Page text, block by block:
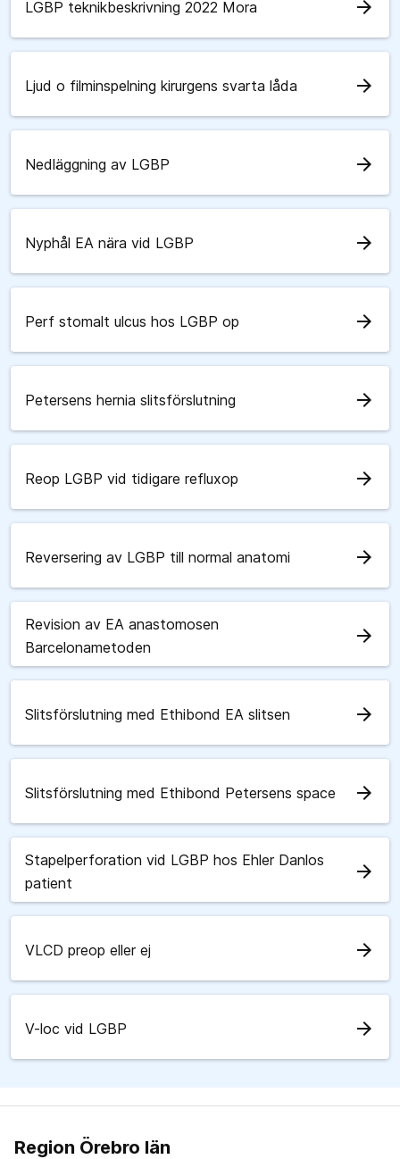
LGBP teknikbeskrivning 2022 Mora arrow_forward
Ljud o filminspelning kirurgens svarta låda arrow_forward
Nedläggning av LGBP arrow_forward
Nyphål EA nära vid LGBP arrow_forward
Perf stomalt ulcus hos LGBP op arrow_forward
Petersens hernia slitsförslutning arrow_forward
Reop LGBP vid tidigare refluxop arrow_forward
Reversering av LGBP till normal anatomi arrow_forward
Revision av EA anastomosen
Barcelonametoden
arrow_forward
Slitsförslutning med Ethibond EA slitsen arrow_forward
Slitsförslutning med Ethibond Petersens space arrow_forward
Stapelperforation vid LGBP hos Ehler Danlos
patient
arrow_forward
VLCD preop eller ej arrow_forward
V-loc vid LGBP arrow_forward
Region Örebro län